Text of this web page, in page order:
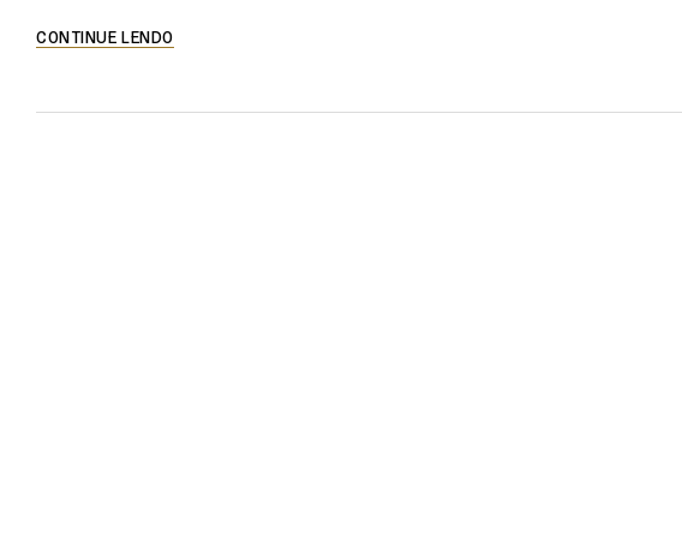
CONTINUE LENDO